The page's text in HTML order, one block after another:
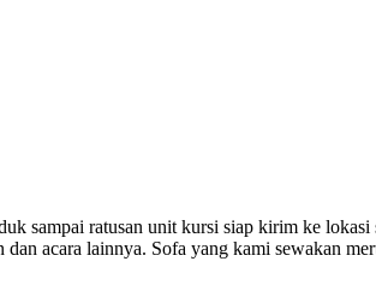
sampai ratusan unit kursi siap kirim ke
acara lainnya. Sofa yang kami sewakan